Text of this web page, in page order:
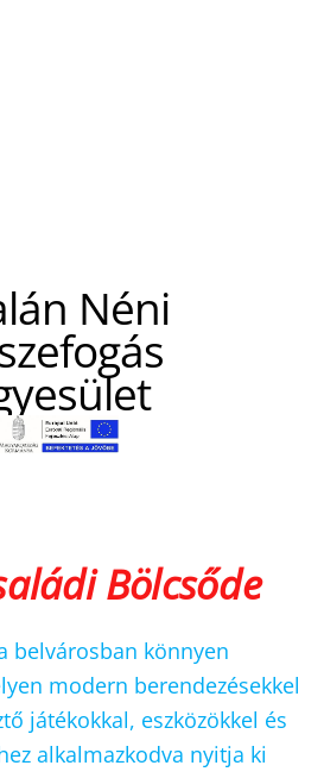
Néni
Bölcsőde
belvárosban könnyen
modern berendezésekkel
játékokkal, eszközökkel és
alkalmazkodva nyitja ki